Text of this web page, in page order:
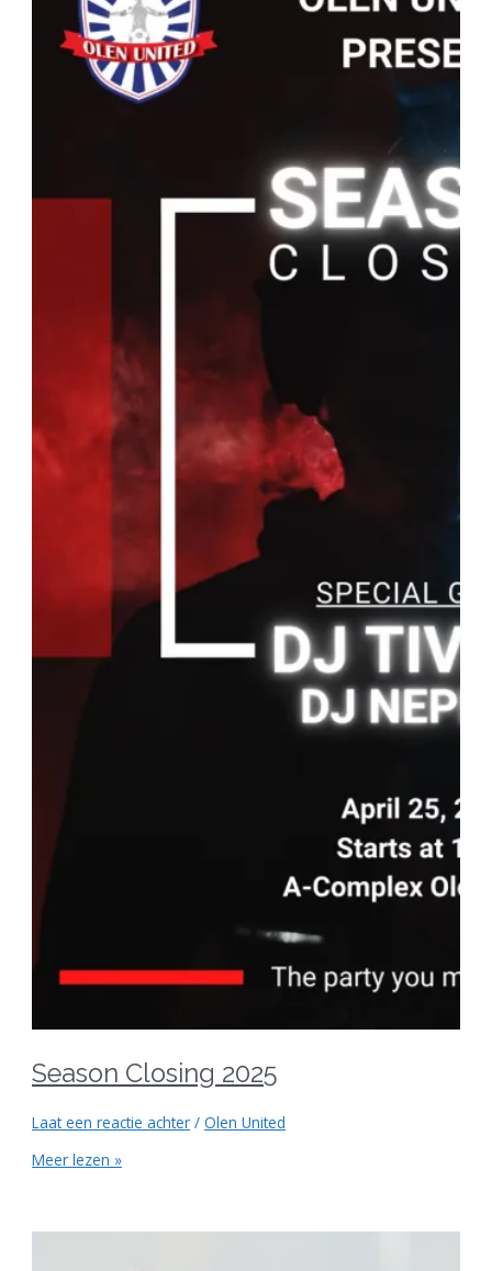
Season Closing 2025
Laat een reactie achter /Olen United
Meer lezen »